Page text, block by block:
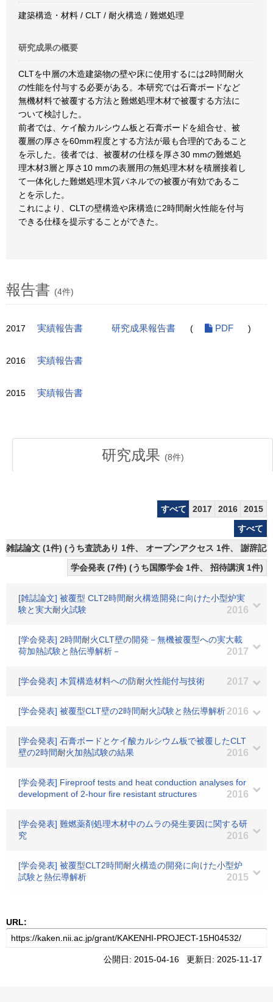
建築構造・材料 / CLT / 耐火構造 / 難燃処理
研究成果の概要
CLTを中層の木造建築物の壁や床に使用するには2時間耐火
の性能を付与する必要がある。本研究では石膏ボードなど
無機材料で被覆する方法と難燃処理木材で被覆する方法に
ついて検討した。
前者では、ケイ酸カルシウム板と石膏ボードを組合せ、被
覆層の厚さを60mm程度とする方法が最も合理的であること
を示した。後者では、被覆材の仕様を厚さ30 mmの難燃処
理木材3層と厚さ10 mmの表層用の無処理木材を積層接着し
て一体化した難燃処理木質パネルでの被覆が有効であるこ
とを示した。
これにより、CLTの壁構造や床構造に2時間耐火性能を付与
できる仕様を提示することができた。
報告書 (4件)
2017 実績報告書 研究成果報告書 ( PDF )
2016 実績報告書
2015 実績報告書
研究成果 (8件)
すべて 2017 2016
2015
すべて
雑誌論文 (1件) (うち査読あり 1件、 オープンアクセス 1件、 謝辞記
学会発表 (7件) (うち国際学会 1件、 招待講演 1件)
[雑誌論文] 被覆型 CLT2時間耐火構造開発に向けた小型炉実
験と実大耐火試験
2016
[学会発表] 2時間耐火CLT壁の開発－無機被覆型への実大載
荷加熱試験と熱伝導解析－
2017
[学会発表] 木質構造材料への防耐火性能付与技術 2017
[学会発表] 被覆型CLT壁の2時間耐火試験と熱伝導解析2016
[学会発表] 石膏ボードとケイ酸カルシウム板で被覆したCLT
壁の2時間耐火加熱試験の結果
2016
[学会発表] Fireproof tests and heat conduction analyses for
development of 2-hour fire resistant structures
2016
[学会発表] 難燃薬剤処理木材中のムラの発生要因に関する研
究
2016
[学会発表] 被覆型CLT2時間耐火構造の開発に向けた小型炉
試験と熱伝導解析
2015
URL:
公開日: 2015-04-16 更新日: 2025-11-17